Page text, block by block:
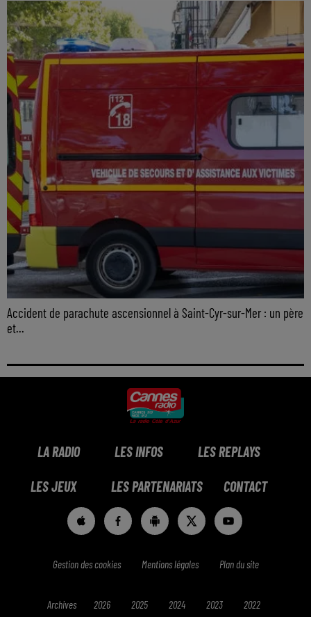
Accident de parachute ascensionnel à Saint-Cyr-sur-Mer : un père
et...
LA RADIO LES INFOS LES REPLAYS
LES JEUX LES PARTENARIATS CONTACT
Gestion des cookies Mentions légales Plan du site
Archives 2026 2025 2024 2023 2022